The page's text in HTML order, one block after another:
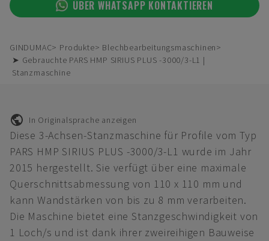
ÜBER WHATSAPP KONTAKTIEREN
GINDUMAC Produkte
Blechbearbeitungsmaschinen
➤ Gebrauchte PARS HMP SIRIUS PLUS -3000/3-L1 |
Stanzmaschine
In Originalsprache anzeigen
Diese 3-Achsen-Stanzmaschine für Profile vom Typ
PARS HMP SIRIUS PLUS -3000/3-L1 wurde im Jahr
2015 hergestellt. Sie verfügt über eine maximale
Querschnittsabmessung von 110 x 110 mm und
kann Wandstärken von bis zu 8 mm verarbeiten.
Die Maschine bietet eine Stanzgeschwindigkeit von
1 Loch/s und ist dank ihrer zweireihigen Bauweise